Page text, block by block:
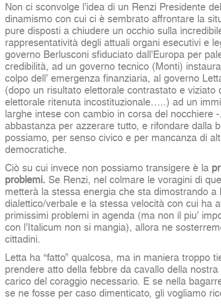
Non ci sconvolge l’idea di un Renzi Presidente
dinamismo con cui ci è sembrato affrontare la
pure disposti a chiudere un occhio sulla
rappresentatività degli attuali organi esecutivi e
governo Berlusconi sfiduciato dall’Europa per
credibilità, ad un governo tecnico (Monti)
colpo dell’ emergenza finanziaria, al governo
(dopo un risultato elettorale contrastato e viziato
elettorale ritenuta incostituzionale…..) ad un
larghe intese con cambio in corsa del nocchiere
abbastanza per azzerare tutto, e rifondare dalla
possiamo, per senso civico e per mancanza di
democratiche.
Ciò su cui invece non possiamo transigere è la
problemi. Se Renzi, nel colmare le voragini di
metterà la stessa energia che sta dimostrando a
dialettico/verbale e la stessa velocità con cui ha
primissimi problemi in agenda (ma non il piu’
con l’Italicum non si mangia), allora ne
cittadini.
Letta ha “fatto” qualcosa, ma in maniera troppo
prendere atto della febbre da cavallo della
carico del coraggio necessario. E se nella
se ne fosse per caso dimenticato, gli vogliamo